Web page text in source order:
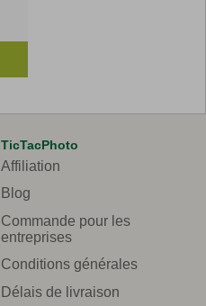
TicTacPhoto
Affiliation
Blog
Commande pour les
entreprises
Conditions générales
Délais de livraison